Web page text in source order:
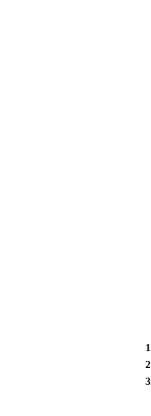
1
2
3